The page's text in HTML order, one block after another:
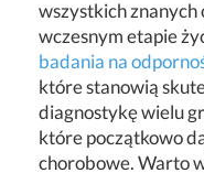
wszystkich
wczesnym etapie
badania na
które stanowią
diagnostykę wielu
które początkowo
chorobowe. Warto